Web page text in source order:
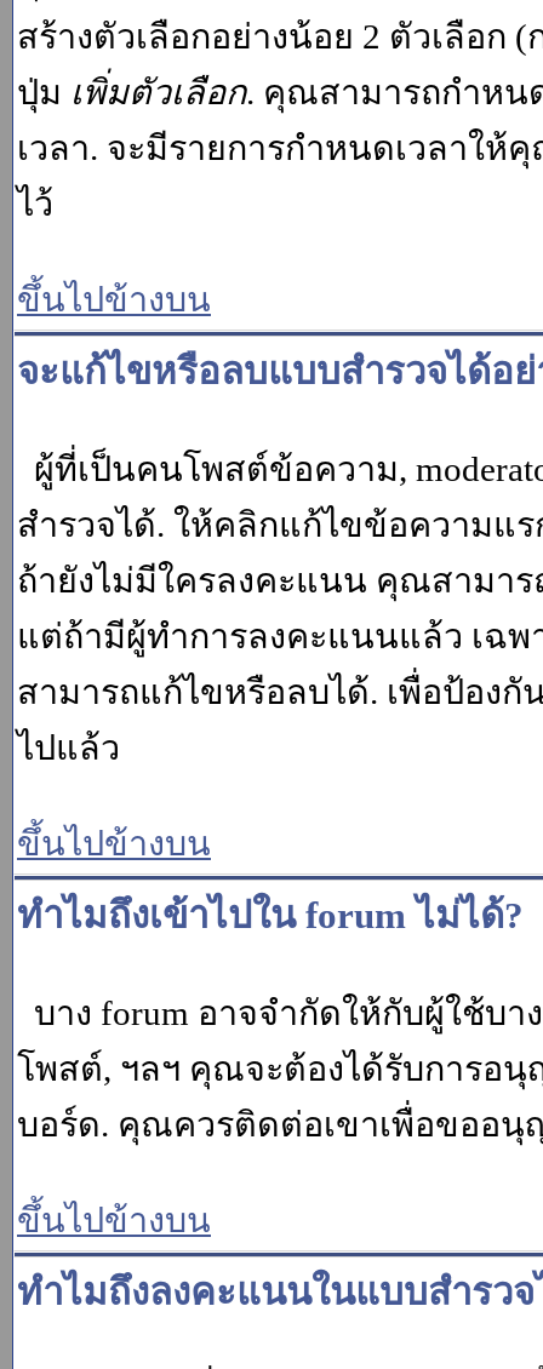
สร้างตัวเลือกอย่างน้อย 2 ตัวเลือก
ปุ่ม เพิ่มตัวเลือก. คุณสามารถกำหน
เวลา. จะมีรายการกำหนดเวลาให้
ไว้
ขึ้นไปข้างบน
จะแก้ไขหรือลบแบบสำรวจได้อย่
ผู้ที่เป็นคนโพสต์ข้อความ,
สำรวจได้. ให้คลิกแก้ไขข้อความแ
ถ้ายังไม่มีใครลงคะแนน คุณสามา
แต่ถ้ามีผู้ทำการลงคะแนนแล้ว เฉพา
สามารถแก้ไขหรือลบได้. เพื่อป้อง
ไปแล้ว
ขึ้นไปข้างบน
ทำไมถึงเข้าไปใน forum ไม่ได้?
บาง forum อาจจำกัดให้กับผู้ใช้บ
โพสต์, ฯลฯ คุณจะต้องได้รับการอนุ
บอร์ด. คุณควรติดต่อเขาเพื่อขออนุ
ขึ้นไปข้างบน
ทำไมถึงลงคะแนนในแบบสำรวจ